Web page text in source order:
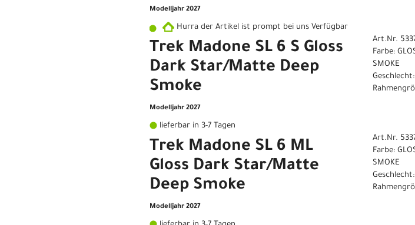
Modelljahr 2027
Hurra der Artikel ist prompt bei uns Verfügbar
Trek Madone SL 6 S Gloss
Dark Star/Matte Deep
Smoke
Modelljahr 2027
lieferbar in 3-7 Tagen
Art.Nr.
Farbe:
SMOKE
Trek Madone SL 6 ML
Gloss Dark Star/Matte
Deep Smoke
Modelljahr 2027
Art.Nr.
Farbe:
SMOKE